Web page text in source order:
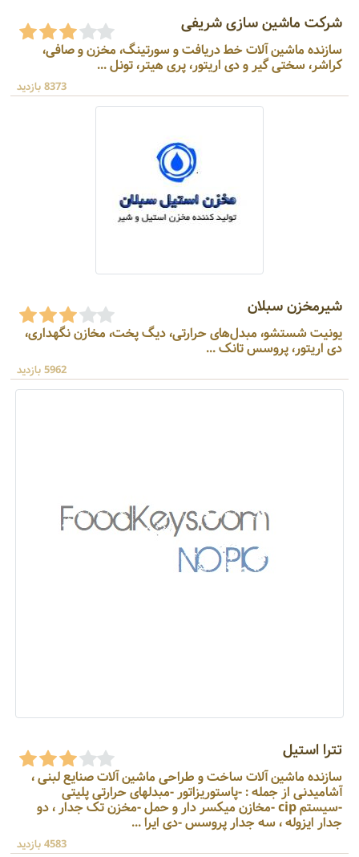
شرکت ماشین سازی شریفی
سازنده ماشین آلات خط دریافت و سورتینگ، مخزن و صافی،
کراشر، سختی گیر و دی اریتور، پری هیتر، تونل ...
8373 بازدید
شیرمخزن سبلان
یونیت شستشو، مبدل‌های حرارتی، دیگ پخت، مخازن نگهداری،
دی اریتور، پروسس تانک ...
5962 بازدید
تترا استیل
سازنده ماشین آلات ساخت و طراحی ماشین آلات صنایع لبنی ،
آشامیدنی از جمله : -پاستوریزاتور -مبدلهای حرارتی پلیتی
-سیستم cip -مخازن میکسر دار و حمل -مخزن تک جدار ، دو
جدار ایزوله ، سه جدار پروسس -دی ایرا ...
4583 بازدید